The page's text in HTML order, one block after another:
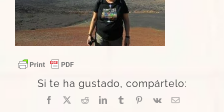
Si te ha gustado, compártelo:
Facebook
X RedditLinkedInTumblrPinterest
Vk
Correo